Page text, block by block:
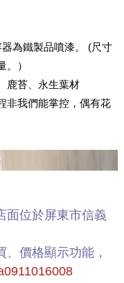
為鐵製品噴漆。 (尺寸
）
鹿苔、永生葉材
非我們能掌控，偶有花
面位於屏東市信義
價格顯示功能，